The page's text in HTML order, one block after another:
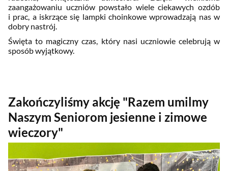
zaangażowaniu uczniów powstało wiele ciekawych ozdób
i prac, a iskrzące się lampki choinkowe wprowadzają nas w
dobry nastrój.
Święta to magiczny czas, który nasi uczniowie celebrują w
sposób wyjątkowy.
Zakończyliśmy akcję "Razem umilmy
Naszym Seniorom jesienne i zimowe
wieczory"